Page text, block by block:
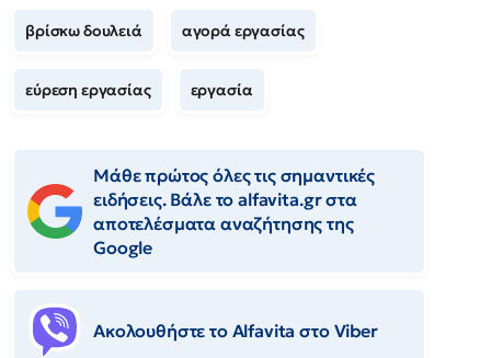
βρίσκω δουλειά αγορά εργασίας
εύρεση εργασίας εργασία
Μάθε πρώτος όλες τις σημαντικές
ειδήσεις. Βάλε το alfavita.gr στα
αποτελέσματα αναζήτησης της
Google
Ακολουθήστε το Αlfavita στο Viber